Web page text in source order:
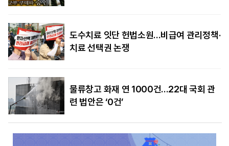
도수치료 잇단 헌법소원…비급여 관리정책·
치료 선택권 논쟁
물류창고 화재 연 1000건…22대 국회 관
련 법안은 ‘0건’